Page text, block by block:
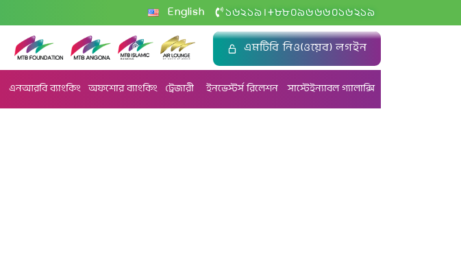
English ১৬২১৯ +৮৮০৯৬৬৬০১৬২১৯
এমটিবি নিও(ওয়েব) লগইন
এনআরবি ব্যাংকিং অফশোর ব্যাংকিং ট্রেজারী ইনভেস্টর্স রিলেশন সাস্টেইন্যাবল গ্যালাক্সি